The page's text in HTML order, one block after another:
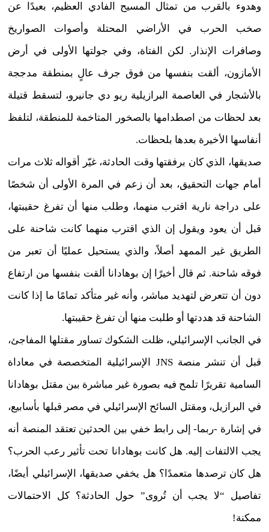
وهدوء بالقرب من تمثال المسيح الفادي العظيم، بعيدًا عن
صخب الحرب في الأراضي المحتلة وأصوات الصواريخ
وصافرات الإنذار. لكن الفتاة، وفي جولتها الأولى في أرض
الأمازون، ألقت بنفسها من فوق جرف عالٍ بمنطقة مدججة
بالأشجار في العاصمة البرازيلية ريو دي جانيرو، لتسقط قتيلة
بعد لحظات من اصطدامها بالصخور المتاخمة للمنطقة، لتلفظ
أنفاسها الأخيرة بعدها بلحظات.
صديقها، الذي كان برفقتها وقت الحادثة، غيّر أقواله ثلاث مرات
أمام جهات التحقيق، بعد أن زعم في المرة الأولى أن شخصًا
على دراجة نارية اقترب منهما، وطلب منها أن تفرغ حقيبتها،
قبل أن يعود ويقول إن الذي اقترب منهما كانت شاحنة على
الطريق غير الممهد أصلاً، والذي يستحيل عمليًا أن تعبر من
فوقه شاحنة. ثم قال أخيرًا إن بوهادانا ألقت بنفسها من ارتفاع
دون أن تتعرض لتهديد مباشر، وأنه غير متأكد تمامًا ما إذا كانت
الشاحنة قد هددتها أو طلبت منها أن تفرغ حقيبتها.
في الجانب الإسرائيلي، ظلت الشكوك تساور مقتلها المفاجئ،
قبل أن تنشر منصة JNS الإسرائيلية المتخصصة في معاداة
السامية تقريرًا تلمح فيه بصورة غير مباشرة بين مقتل بوهادانا
في البرازيل، ومقتل السائح الإسرائيلي في مصر قبلها بأسابيع،
في إشارة -ربما- إلى رابط خفي بين الحدثين تعتقد المنصة أنه
يجب الالتفات إليه. هل كانت بوهادانا تحت تأثير رعب الحرب؟
هل كان ترصدها متعمدًا؟ هل يخفي صديقها، الإسرائيلي أيضًا،
تفاصيل “لا يجب أن تُروى” حول الحادثة؟ كل الاحتمالات
ممكنة!